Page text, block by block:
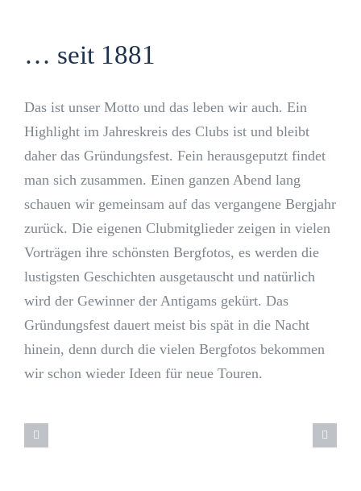
… seit 1881
Das ist unser Motto und das leben wir auch. Ein
Highlight im Jahreskreis des Clubs ist und bleibt
daher das Gründungsfest. Fein herausgeputzt findet
man sich zusammen. Einen ganzen Abend lang
schauen wir gemeinsam auf das vergangene Bergjahr
zurück. Die eigenen Clubmitglieder zeigen in vielen
Vorträgen ihre schönsten Bergfotos, es werden die
lustigsten Geschichten ausgetauscht und natürlich
wird der Gewinner der Antigams gekürt. Das
Gründungsfest dauert meist bis spät in die Nacht
hinein, denn durch die vielen Bergfotos bekommen
wir schon wieder Ideen für neue Touren.